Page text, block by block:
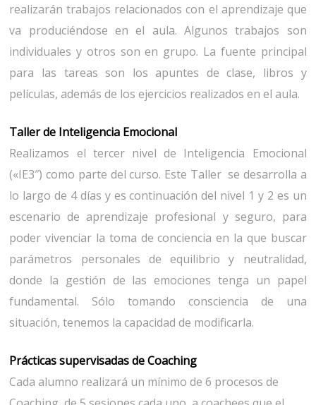
realizarán trabajos relacionados con el aprendizaje que
va produciéndose en el aula. Algunos trabajos son
individuales y otros son en grupo. La fuente principal
para las tareas son los apuntes de clase, libros y
películas, además de los ejercicios realizados en el aula.
Taller de Inteligencia Emocional
Realizamos el tercer nivel de Inteligencia Emocional
(«IE3″) como parte del curso. Este Taller se desarrolla a
lo largo de 4 días y es continuación del nivel 1 y 2 es un
escenario de aprendizaje profesional y seguro, para
poder vivenciar la toma de conciencia en la que buscar
parámetros personales de equilibrio y neutralidad,
donde la gestión de las emociones tenga un papel
fundamental. Sólo tomando consciencia de una
situación, tenemos la capacidad de modificarla.
Prácticas supervisadas de Coaching
Cada alumno realizará un mínimo de 6 procesos de